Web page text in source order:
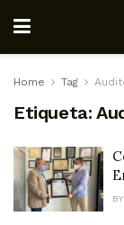
Home Tag
Etiqueta:
BY